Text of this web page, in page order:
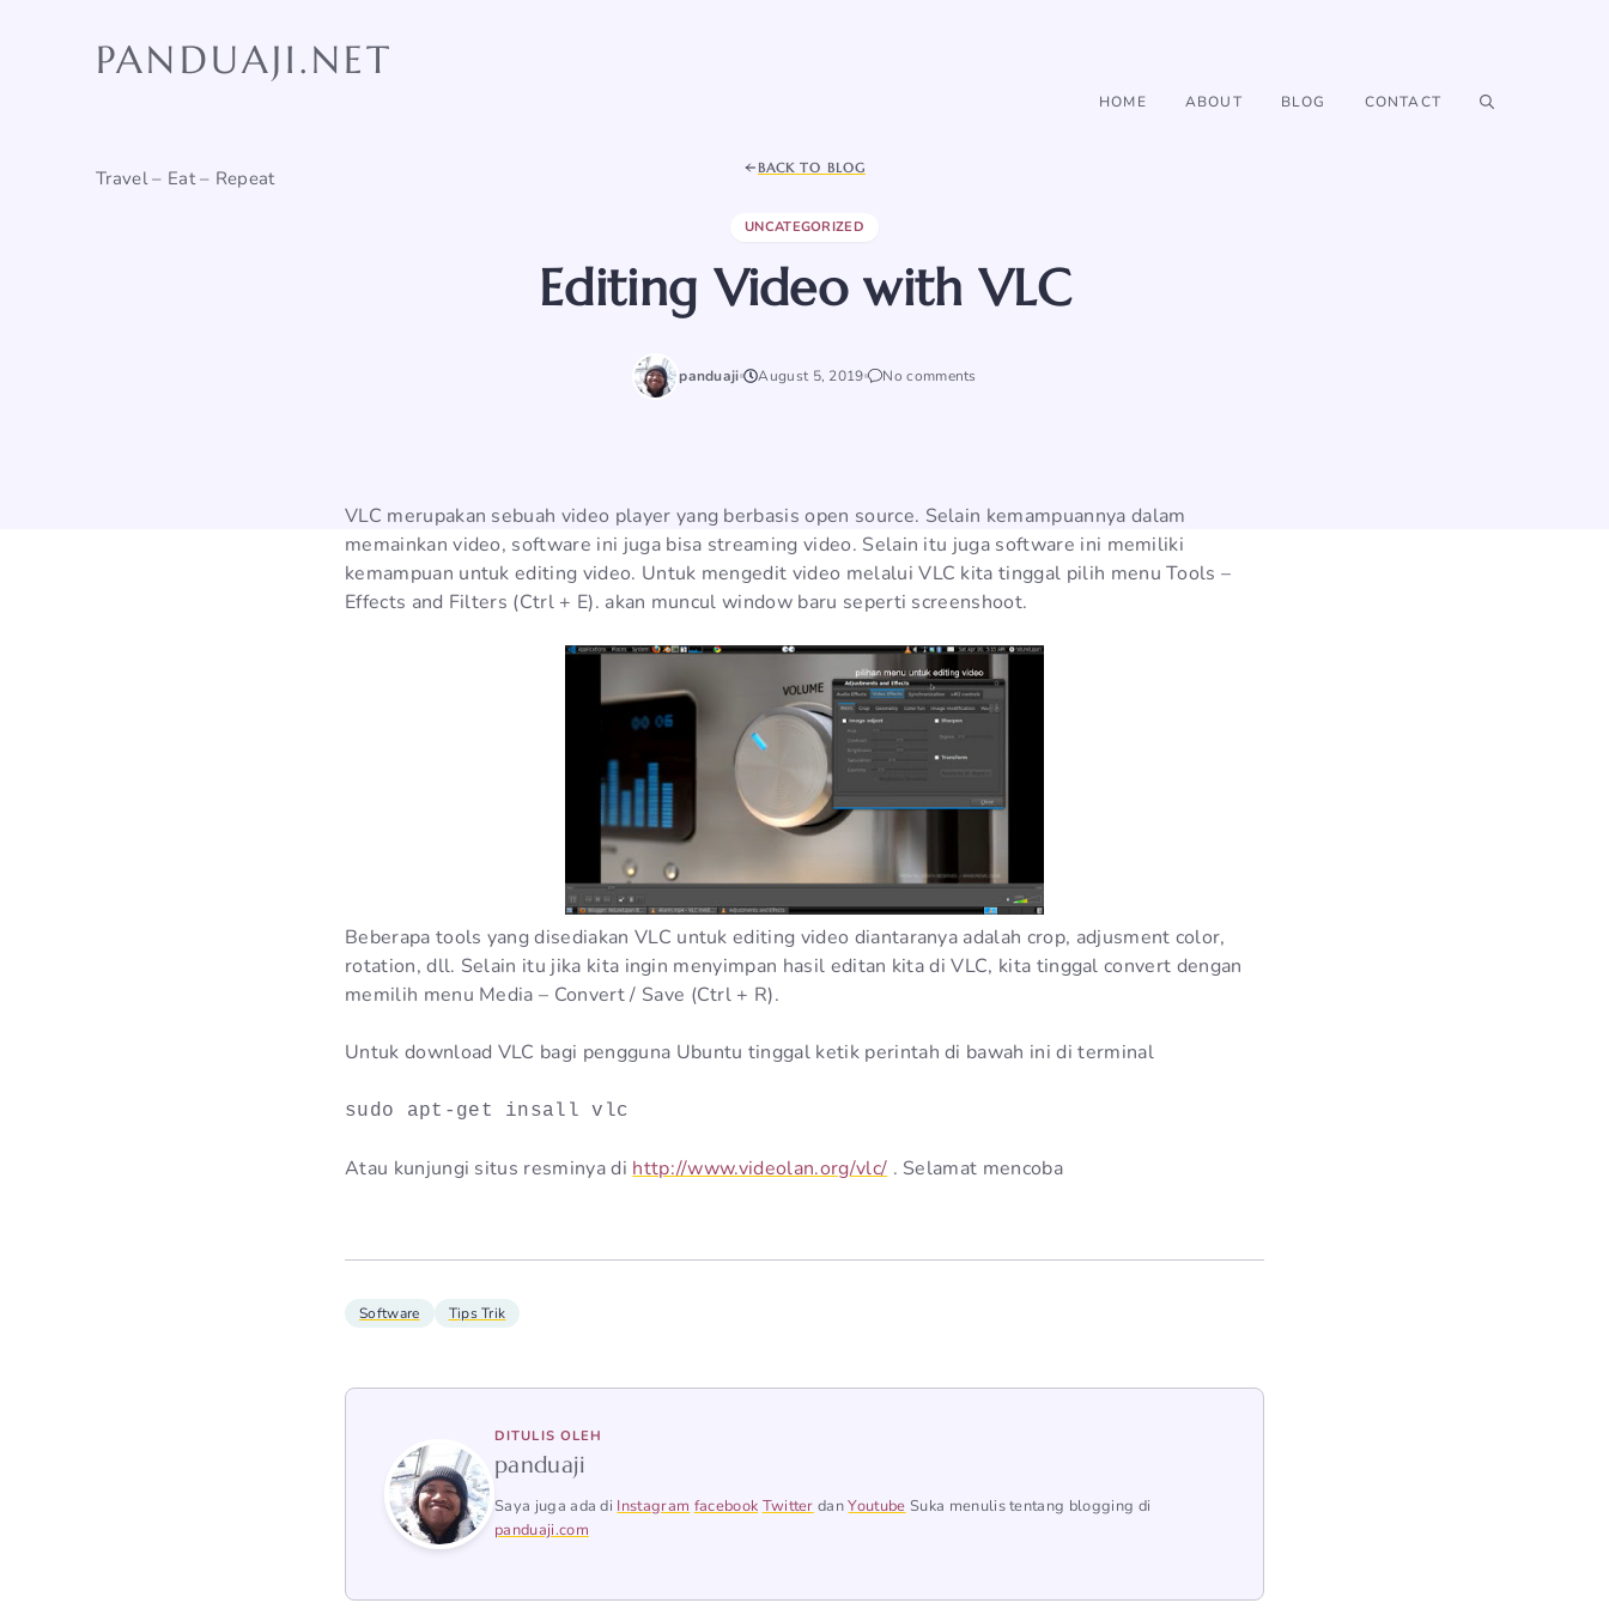
PANDUAJI.NET
Travel – Eat – Repeat
HOME ABOUT BLOG CONTACT
BACK TO BLOG
UNCATEGORIZED
Editing Video with VLC
panduaji August 5, 2019 No comments
VLC merupakan sebuah video player yang berbasis open source. Selain kemampuannya dalam
memainkan video, software ini juga bisa streaming video. Selain itu juga software ini memiliki
kemampuan untuk editing video. Untuk mengedit video melalui VLC kita tinggal pilih menu Tools –
Effects and Filters (Ctrl + E). akan muncul window baru seperti screenshoot.
Beberapa tools yang disediakan VLC untuk editing video diantaranya adalah crop, adjusment color,
rotation, dll. Selain itu jika kita ingin menyimpan hasil editan kita di VLC, kita tinggal convert dengan
memilih menu Media – Convert / Save (Ctrl + R).
Untuk download VLC bagi pengguna Ubuntu tinggal ketik perintah di bawah ini di terminal
sudo apt-get insall vlc
Atau kunjungi situs resminya di http://www.videolan.org/vlc/ . Selamat mencoba
Software Tips Trik
DITULIS OLEH
panduaji
Saya juga ada di Instagram facebook Twitter danYoutube Suka menulis tentang blogging di
panduaji.com